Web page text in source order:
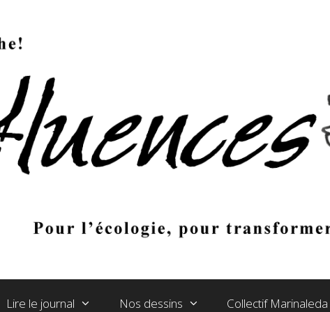
Lire le journal Nos dessins Collectif Marinaleda